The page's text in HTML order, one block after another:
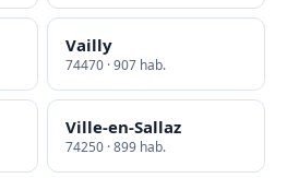
Vailly
74470 · 907 hab.
Ville-en-Sallaz
74250 · 899 hab.